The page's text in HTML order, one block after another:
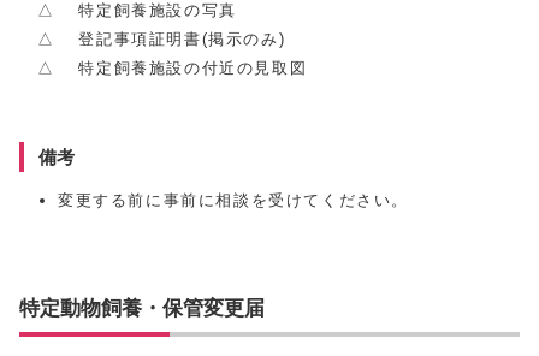
△ 特定飼養施設の写真
△ 登記事項証明書(掲示のみ)
△ 特定飼養施設の付近の見取図
備考
変更する前に事前に相談を受けてください。
特定動物飼養・保管変更届